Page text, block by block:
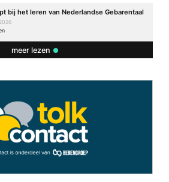
bij het leren van Nederlandse Gebarentaal
meer lezen